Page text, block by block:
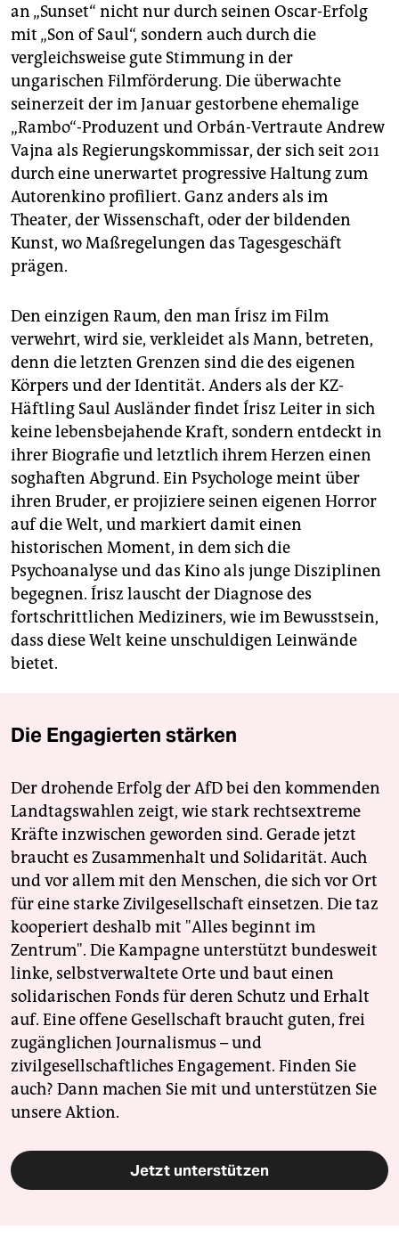
an „Sunset“ nicht nur durch seinen Oscar-Erfolg
mit „Son of Saul“, sondern auch durch die
vergleichsweise gute Stimmung in der
ungarischen Filmförderung. Die überwachte
seinerzeit der im Januar gestorbene ehemalige
„Rambo“-Produzent und Orbán-Vertraute Andrew
Vajna als Regierungskommissar, der sich seit 2011
durch eine unerwartet progressive Haltung zum
Autorenkino profiliert. Ganz anders als im
Theater, der Wissenschaft, oder der bildenden
Kunst, wo Maßregelungen das Tagesgeschäft
prägen.
Den einzigen Raum, den man Írisz im Film
verwehrt, wird sie, verkleidet als Mann, betreten,
denn die letzten Grenzen sind die des eigenen
Körpers und der Identität. Anders als der KZ-
Häftling Saul Ausländer findet Írisz Leiter in sich
keine lebensbejahende Kraft, sondern entdeckt in
ihrer Biografie und letztlich ihrem Herzen einen
soghaften Abgrund. Ein Psychologe meint über
ihren Bruder, er projiziere seinen eigenen Horror
auf die Welt, und markiert damit einen
historischen Moment, in dem sich die
Psychoanalyse und das Kino als junge Disziplinen
begegnen. Írisz lauscht der Diagnose des
fortschrittlichen Mediziners, wie im Bewusstsein,
dass diese Welt keine unschuldigen Leinwände
bietet.
Die Engagierten stärken
Der drohende Erfolg der AfD bei den kommenden
Landtagswahlen zeigt, wie stark rechtsextreme
Kräfte inzwischen geworden sind. Gerade jetzt
braucht es Zusammenhalt und Solidarität. Auch
und vor allem mit den Menschen, die sich vor Ort
für eine starke Zivilgesellschaft einsetzen. Die taz
kooperiert deshalb mit "Alles beginnt im
Zentrum". Die Kampagne unterstützt bundesweit
linke, selbstverwaltete Orte und baut einen
solidarischen Fonds für deren Schutz und Erhalt
auf. Eine offene Gesellschaft braucht guten, frei
zugänglichen Journalismus – und
zivilgesellschaftliches Engagement. Finden Sie
auch? Dann machen Sie mit und unterstützen Sie
unsere Aktion.
Jetzt unterstützen